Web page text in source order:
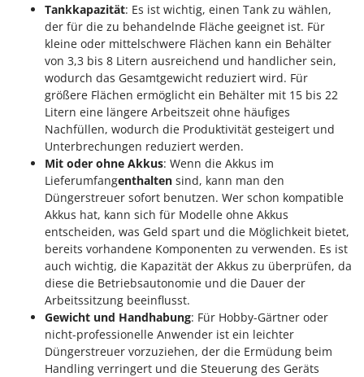
Tankkapazität: Es ist wichtig, einen Tank zu wählen,
der für die zu behandelnde Fläche geeignet ist. Für
kleine oder mittelschwere Flächen kann ein Behälter
von 3,3 bis 8 Litern ausreichend und handlicher sein,
wodurch das Gesamtgewicht reduziert wird. Für
größere Flächen ermöglicht ein Behälter mit 15 bis 22
Litern eine längere Arbeitszeit ohne häufiges
Nachfüllen, wodurch die Produktivität gesteigert und
Unterbrechungen reduziert werden.
Mit oder ohne Akkus: Wenn die Akkus im
Lieferumfangenthalten sind, kann man den
Düngerstreuer sofort benutzen. Wer schon kompatible
Akkus hat, kann sich für Modelle ohne Akkus
entscheiden, was Geld spart und die Möglichkeit bietet,
bereits vorhandene Komponenten zu verwenden. Es ist
auch wichtig, die Kapazität der Akkus zu überprüfen, da
diese die Betriebsautonomie und die Dauer der
Arbeitssitzung beeinflusst.
Gewicht und Handhabung: Für Hobby-Gärtner oder
nicht-professionelle Anwender ist ein leichter
Düngerstreuer vorzuziehen, der die Ermüdung beim
Handling verringert und die Steuerung des Geräts